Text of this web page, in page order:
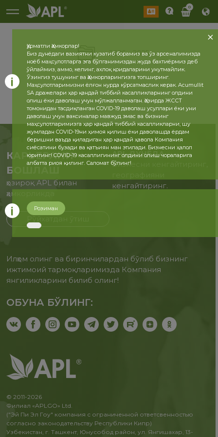
0
2026 2025
КАРЬЕРАНИ
БОШЛАШ
ҳозироқ APL билан
ҳамкорликда
APL ДУНЁДА
Бизнесни кенгайтиринг,
кенгайтиринг.
Илҳом олинг ва биринчилардан бўлиб бизнинг
ижтимоий тармоқларимизда Компания
янгиликларини билиб олинг!
ОБУНА БЎЛИНГ:
© 2011-2026
Филиал «APLGO» Ltd.
("Эй Пи Эл Гоу" компания с ограниченной ответсвенностью
согласно законодательству Республики Кипр)
Узбекистан, г. Ташкент, Юнусобод район, ул. Янгишахар, 13-
Ҳурматли Ҳамкорлар!
Биз дунёдаги вазиятни кузатиб борамиз ва ўз арсеналимизда
ноёб маҳсулотларга эга бўлганимиздан жуда бахтиёрмиз деб
ўйлаймиз, аммо, келинг, ахлоқ қоидаларини унутмайлик.
Ўзингиз тушунинг ва Ҳамкорларингизга топширинг.
Маҳсулотларимизни ёлғон нурда кўрсатмаслик керак. Acumullit
SA дражелари ҳар қандай тиббий касалликларнинг олдини
олиш ёки даволаш учун мўлжалланмаган. Ҳозирда ЖССТ
томонидан тасдиқланган COVID-19 даволаш усуллари ёки уни
даволаш учун ваксиналар мавжуд эмас ва бизнинг
маҳсулотларимизга ҳар қандай тиббий касалликларни, шу
жумладан COVID-19ни ҳимоя қилиш ёки даволашда ёрдам
беришни ваъда қиладиган ҳар қандай ҳавола Компания
сиёсатини бузади ва қатъиян ман этилади. Бизнесни ҳалол
юритинг! COVID-19 касаллигининг олдини олиш чораларига
албатта риоя қилинг. Саломат бўлинг!
Розиман